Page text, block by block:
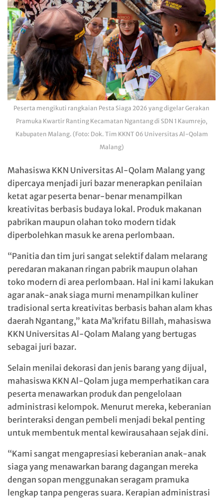
Peserta mengikuti rangkaian Pesta Siaga 2026 yang digelar Gerakan
Pramuka Kwartir Ranting Kecamatan Ngantang di SDN 1 Kaumrejo,
Kabupaten Malang. (Foto: Dok. Tim KKNT 06 Universitas Al-Qolam
Malang)
Mahasiswa KKN Universitas Al-Qolam Malang yang
dipercaya menjadi juri bazar menerapkan penilaian
ketat agar peserta benar-benar menampilkan
kreativitas berbasis budaya lokal. Produk makanan
pabrikan maupun olahan toko modern tidak
diperbolehkan masuk ke arena perlombaan.
“Panitia dan tim juri sangat selektif dalam melarang
peredaran makanan ringan pabrik maupun olahan
toko modern di area perlombaan. Hal ini kami lakukan
agar anak-anak siaga murni menampilkan kuliner
tradisional serta kreativitas berbasis bahan alam khas
daerah Ngantang,” kata Ma’krifatu Billah, mahasiswa
KKN Universitas Al-Qolam Malang yang bertugas
sebagai juri bazar.
Selain menilai dekorasi dan jenis barang yang dijual,
mahasiswa KKN Al-Qolam juga memperhatikan cara
peserta menawarkan produk dan pengelolaan
administrasi kelompok. Menurut mereka, keberanian
berinteraksi dengan pembeli menjadi bekal penting
untuk membentuk mental kewirausahaan sejak dini.
“Kami sangat mengapresiasi keberanian anak-anak
siaga yang menawarkan barang dagangan mereka
dengan sopan menggunakan seragam pramuka
lengkap tanpa pengeras suara. Kerapian administrasi